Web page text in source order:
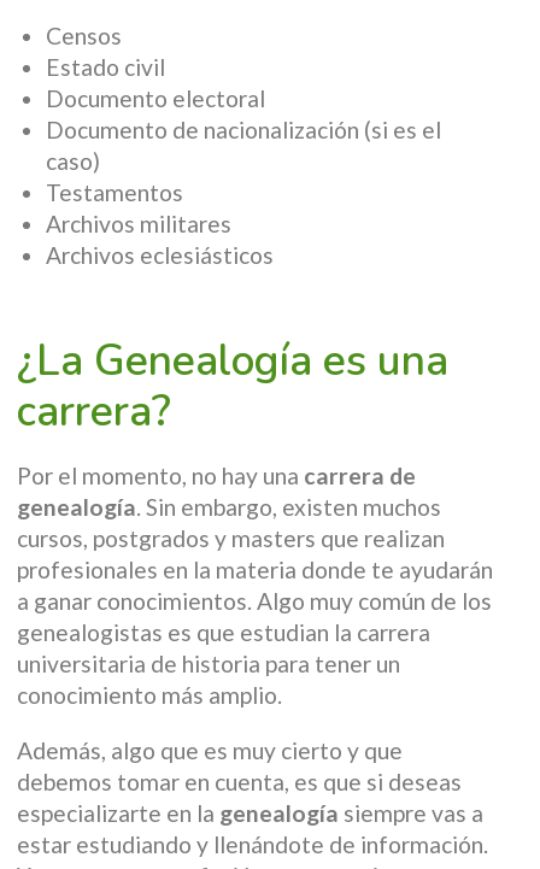
Censos
Estado civil
Documento electoral
Documento de nacionalización (si es el
caso)
Testamentos
Archivos militares
Archivos eclesiásticos
¿La Genealogía es una
carrera?
Por el momento, no hay una carrera de
genealogía. Sin embargo, existen muchos
cursos, postgrados y masters que realizan
profesionales en la materia donde te ayudarán
a ganar conocimientos. Algo muy común de los
genealogistas es que estudian la carrera
universitaria de historia para tener un
conocimiento más amplio.
Además, algo que es muy cierto y que
debemos tomar en cuenta, es que si deseas
especializarte en la genealogía siempre vas a
estar estudiando y llenándote de información.